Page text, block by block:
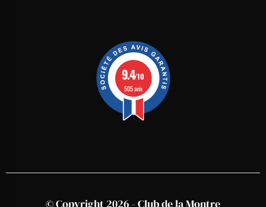
9.4/10
505 avis
© Copyright 2026 - Club de la Montre